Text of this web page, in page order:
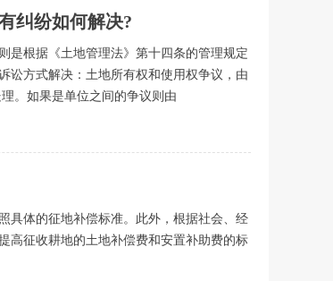
纠纷如何解决?
是根据《土地管理法》第十四条的管理规定
讼方式解决：土地所有权和使用权争议，由
。如果是单位之间的争议则由
具体的征地补偿标准。此外，根据社会、经
高征收耕地的土地补偿费和安置补助费的标